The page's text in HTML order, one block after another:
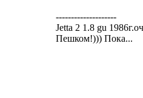
--------------------
Jetta 2 1.8 gu
Пешком!))) Пока...